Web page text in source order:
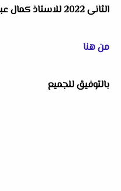
الثانى 2022 للاستاذ كمال عبد رب النبى
من هنا
بالتوفيق للجميع